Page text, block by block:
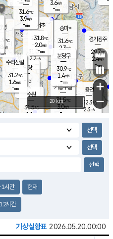
과천
31.0℃
2.2m/s
- mm
용인
32.3℃
2.3m/s
경기광주
29.7℃
2.4m/s
-mm
의왕
- ℃
m/s
mm
명
℃
m/s
mm
- mm 3.6m/s
-mm
송파*
31.6℃
2.3m/s
-mm
서초
31.8℃
2.0m/s
-mm
기흥구갈
31.5℃
3.0m/s
-
수리산길
31.2℃
1.6m/s
-mm
분당구
30.9℃
1.4m/s
-mm
수원
31.5℃
3.3 m/s
31.6℃
3.9m/s
-mm
+
−
20 km
시간 현재
시간
기상실황표 2026.05.20.00:00